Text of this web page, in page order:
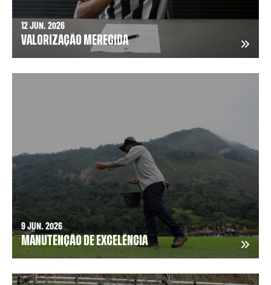
12 JUN. 2026
VALORIZAÇÃO MERECIDA
9 JUN. 2026
MANUTENÇÃO DE EXCELÊNCIA